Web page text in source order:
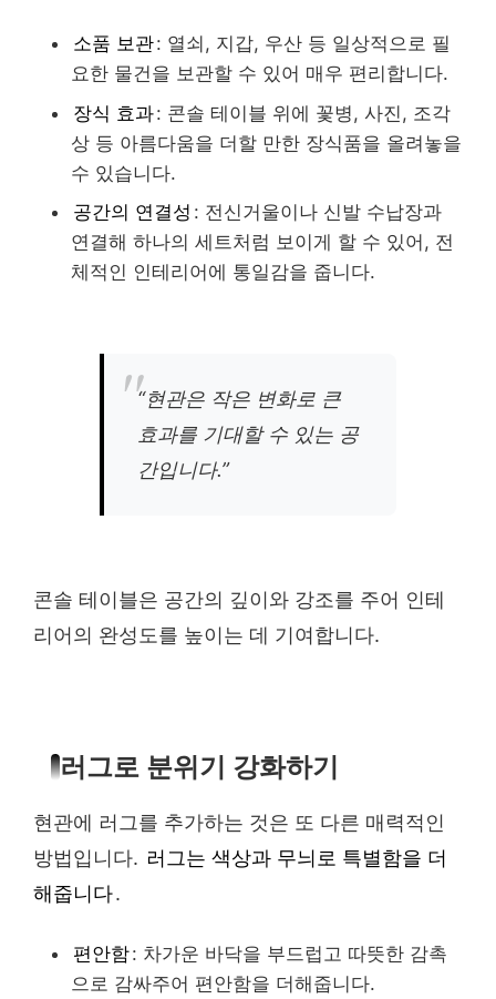
소품 보관: 열쇠, 지갑, 우산 등 일상적으로 필
요한 물건을 보관할 수 있어 매우 편리합니다.
장식 효과: 콘솔 테이블 위에 꽃병, 사진, 조각
상 등 아름다움을 더할 만한 장식품을 올려놓을
수 있습니다.
공간의 연결성 : 전신거울이나 신발 수납장과
연결해 하나의 세트처럼 보이게 할 수 있어, 전
체적인 인테리어에 통일감을 줍니다.
“현관은 작은 변화로 큰
효과를 기대할 수 있는 공
간입니다.”
콘솔 테이블은 공간의 깊이와 강조를 주어 인테
리어의 완성도를 높이는 데 기여합니다.
러그로 분위기 강화하기
현관에 러그를 추가하는 것은 또 다른 매력적인
방법입니다. 러그는 색상과 무늬로 특별함을 더
해줍니다.
편안함: 차가운 바닥을 부드럽고 따뜻한 감촉
으로 감싸주어 편안함을 더해줍니다.